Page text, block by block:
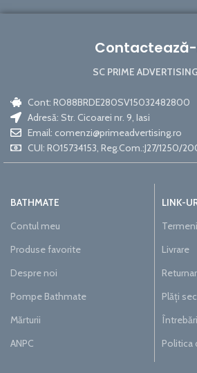
SC PRIME
Cont: RO88BRDE280SV15032482800
Adresă: Str. Cicoarei nr. 9, Iasi
Email: comenzi@primeadvertising.ro
CUI: RO15734153, Reg.Com.:J27/1250/
BATHMATE
Contul meu
Produse favorite
Despre noi
Pompe Bathmate
Mărturii
ANPC
LINK-
Livrare
Plăți
Politica